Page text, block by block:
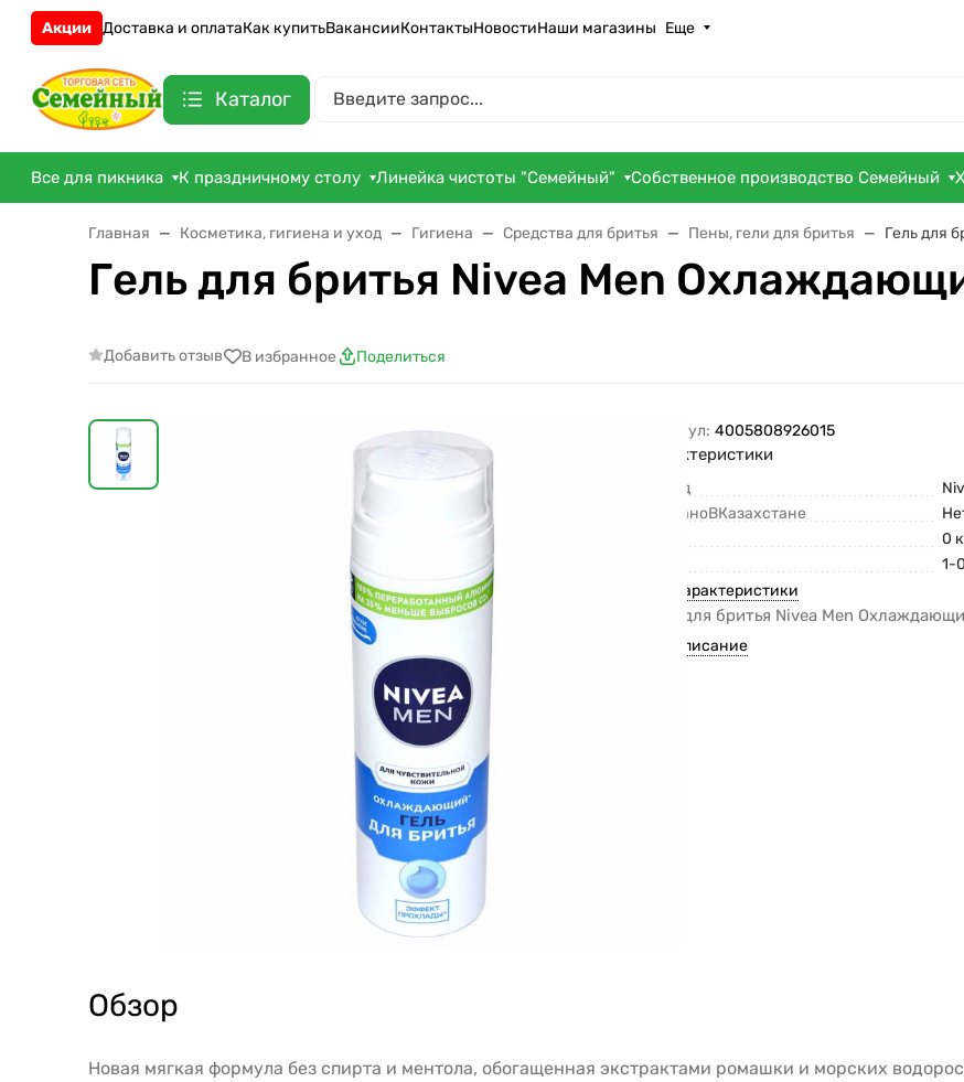
Акции Доставка и оплатаКак купитьВакансииКонтактыНовостиНаши магазины Еще
Каталог
Все для пикника К праздничному столу Линейка чистоты "Семейный" Собственное производство Семейный
Главная Косметика, гигиена и уход Гигиена Средства для бритья Пены, гели для бритья Гель для
Гель для бритья Nivea Men
Добавить отзыв В избранное Поделиться
Артикул: 4005808926015
Характеристики
Бренд
СделаноВКазахстане
0
1-
Все характеристики
Гель для бритья Nivea Men
Все описание
Обзор
Новая мягкая формула без спирта и ментола, обогащенная экстрактами ромашки и морских